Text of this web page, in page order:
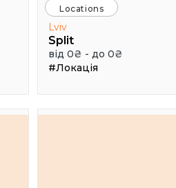
Locations
Lviv
Split
від 0₴ - до 0₴
#Локація